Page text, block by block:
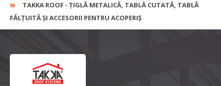
TAKKA ROOF - ȚIGLĂ METALICĂ, TABLĂ CUTATĂ, TABLĂ
FĂLȚUITĂ ȘI ACCESORII PENTRU ACOPERIȘ